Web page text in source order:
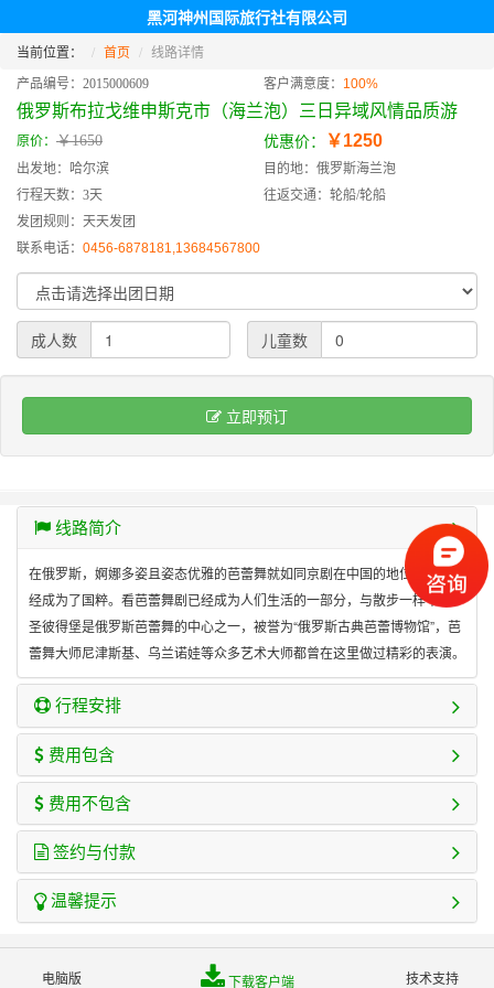
黑河神州国际旅行社有限公司
当前位置： 首页 线路详情
产品编号：2015000609 客户满意度： 100%
俄罗斯布拉戈维申斯克市（海兰泡）三日异域风情品质游
原价： ￥1650 优惠价： ￥1250
出发地：哈尔滨
目的地：俄罗斯海兰泡
行程天数：3天
往返交通：轮船/轮船
发团规则：天天发团
联系电话： 0456-6878181,13684567800
成人数 儿童数
立即预订
线路简介
在俄罗斯，婀娜多姿且姿态优雅的芭蕾舞就如同京剧在中国的地位一样，已
经成为了国粹。看芭蕾舞剧已经成为人们生活的一部分，与散步一样平常。
圣彼得堡是俄罗斯芭蕾舞的中心之一，被誉为“俄罗斯古典芭蕾博物馆”，芭
蕾舞大师尼津斯基、乌兰诺娃等众多艺术大师都曾在这里做过精彩的表演。
行程安排
费用包含
费用不包含
签约与付款
温馨提示
电脑版 下载客户端 技术支持